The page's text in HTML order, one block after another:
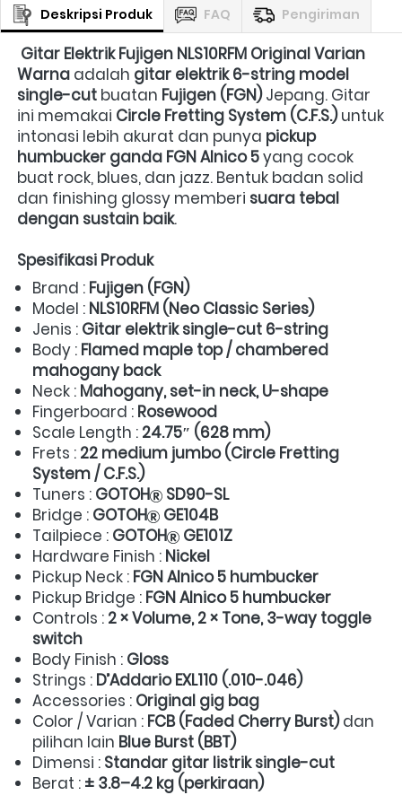
Deskripsi Produk FAQ Pengiriman
Gitar Elektrik Fujigen NLS10RFM Original Varian
Warna adalah gitar elektrik 6-string model
single-cut buatan Fujigen (FGN) Jepang. Gitar
ini memakai Circle Fretting System (C.F.S.) untuk
intonasi lebih akurat dan punya pickup
humbucker ganda FGN Alnico 5 yang cocok
buat rock, blues, dan jazz. Bentuk badan solid
dan finishing glossy memberi suara tebal
dengan sustain baik.
Spesifikasi Produk
Brand : Fujigen (FGN)
Model : NLS10RFM (Neo Classic Series)
Jenis : Gitar elektrik single-cut 6-string
Body : Flamed maple top / chambered
mahogany back
Neck : Mahogany, set-in neck, U-shape
Fingerboard : Rosewood
Scale Length : 24.75″ (628 mm)
Frets : 22 medium jumbo (Circle Fretting
System / C.F.S.)
Tuners : GOTOH
SD90-SL
Bridge : GOTOH
GE104B
Tailpiece : GOTOH
GE101Z
Hardware Finish : Nickel
Pickup Neck : FGN Alnico 5 humbucker
Pickup Bridge : FGN Alnico 5 humbucker
Controls : 2 × Volume, 2 × Tone, 3-way toggle
switch
Body Finish : Gloss
Strings : D’Addario EXL110 (.010-.046)
Accessories : Original gig bag
Color / Varian : FCB (Faded Cherry Burst) dan
pilihan lain Blue Burst (BBT)
Dimensi : Standar gitar listrik single-cut
Berat : ± 3.8–4.2 kg (perkiraan)